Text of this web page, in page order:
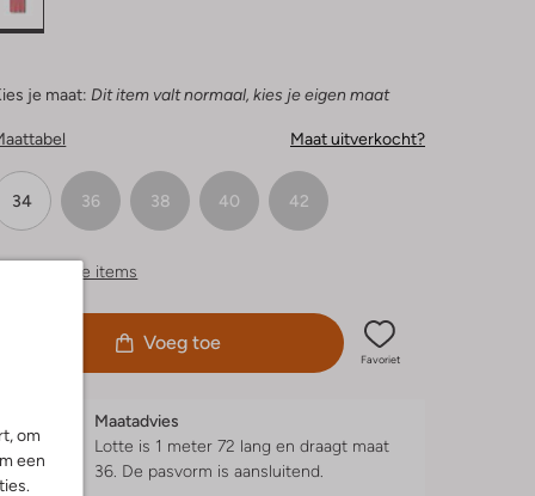
om
een
je maat: Dit item valt normaal, kies je eigen maat
Maat uitverkocht?
34 36 38 40 42
items
Voeg toe
Favoriet
Maatadvies
Lotte is 1 meter 72 lang en draagt maat
36. De pasvorm isaansluitend.